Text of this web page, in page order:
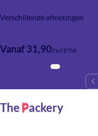
Verschillende afmetingen
Vanaf 31,90Excl BTW
The Packery